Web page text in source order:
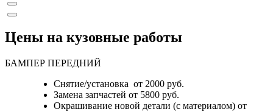
Цены на кузовные работы
БАМПЕР ПЕРЕДНИЙ
Снятие/установка от 2000 руб.
Замена запчастей от 5800 руб.
Окрашивание новой детали (с материалом) от